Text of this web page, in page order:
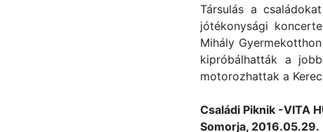
Társulás a
jótékonysági
Mihály
kipróbálhatták a
motorozhattak a
Családi Piknik -VITA
Somorja, 2016.05.29.